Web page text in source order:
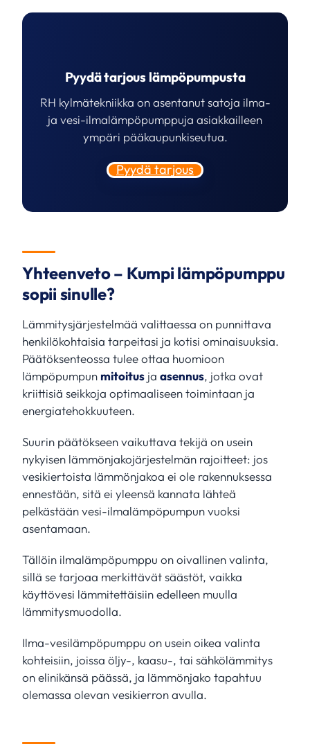
Pyydä tarjous lämpöpumpusta
RH kylmätekniikka on asentanut satoja ilma-
ja vesi-ilmalämpöpumppuja asiakkailleen
ympäri pääkaupunkiseutua.
Pyydä tarjous
Yhteenveto – Kumpi lämpöpumppu
sopii sinulle?
Lämmitysjärjestelmää valittaessa on punnittava
henkilökohtaisia tarpeitasi ja kotisi ominaisuuksia.
Päätöksenteossa tulee ottaa huomioon
lämpöpumpun mitoitus ja asennus, jotka ovat
kriittisiä seikkoja optimaaliseen toimintaan ja
energiatehokkuuteen.
Suurin päätökseen vaikuttava tekijä on usein
nykyisen lämmönjakojärjestelmän rajoitteet: jos
vesikiertoista lämmönjakoa ei ole rakennuksessa
ennestään, sitä ei yleensä kannata lähteä
pelkästään vesi-ilmalämpöpumpun vuoksi
asentamaan.
Tällöin ilmalämpöpumppu on oivallinen valinta,
sillä se tarjoaa merkittävät säästöt, vaikka
käyttövesi lämmitettäisiin edelleen muulla
lämmitysmuodolla.
Ilma-vesilämpöpumppu on usein oikea valinta
kohteisiin, joissa öljy-, kaasu-, tai sähkölämmitys
on elinikänsä päässä, ja lämmönjako tapahtuu
olemassa olevan vesikierron avulla.